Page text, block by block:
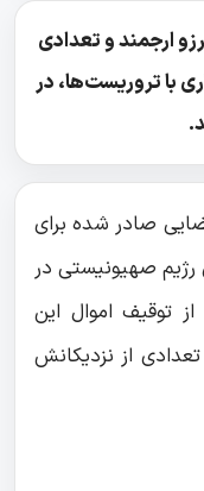
ارجمند و تعدادی
با تروریست‌ها، در
صادر شده برای
صهیونیستی در
توقیف اموال این
از نزدیکانش